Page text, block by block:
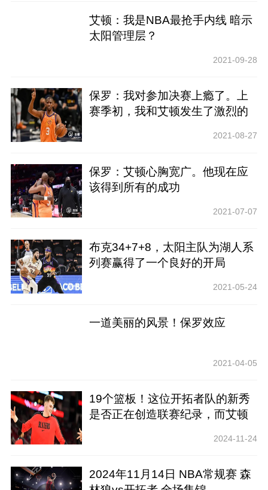
艾顿：我是NBA最抢手内线 暗示
太阳管理层？
2021-09-28
保罗：我对参加决赛上瘾了。上
赛季初，我和艾顿发生了激烈的
2021-08-27
保罗：艾顿心胸宽广。他现在应
该得到所有的成功
2021-07-07
布克34+7+8，太阳主队为湖人系
列赛赢得了一个良好的开局
2021-05-24
一道美丽的风景！保罗效应
2021-04-05
19个篮板！这位开拓者队的新秀
是否正在创造联赛纪录，而艾顿
2024-11-24
2024年11月14日 NBA常规赛 森